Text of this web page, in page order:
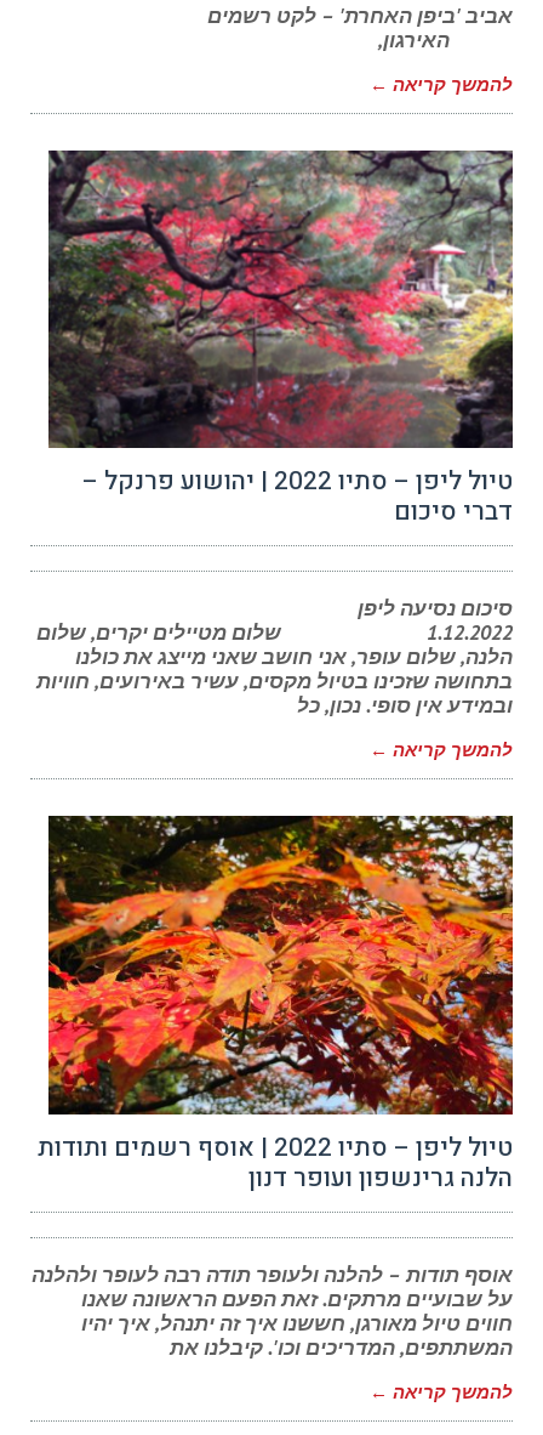
אביב 'ביפן האחרת' – לקט רשמים
האירגון,
להמשך קריאה ←
טיול ליפן – סתיו 2022 | יהושוע פרנקל –
דברי סיכום
סיכום נסיעה ליפן
1.12.2022 שלום מטיילים יקרים, שלום
הלנה, שלום עופר, אני חושב שאני מייצג את כולנו
בתחושה שזכינו בטיול מקסים, עשיר באירועים, חוויות
ובמידע אין סופי. נכון, כל
להמשך קריאה ←
טיול ליפן – סתיו 2022 | אוסף רשמים ותודות
הלנה גרינשפון ועופר דנון
אוסף תודות – להלנה ולעופר תודה רבה לעופר ולהלנה
על שבועיים מרתקים. זאת הפעם הראשונה שאנו
חווים טיול מאורגן, חששנו איך זה יתנהל, איך יהיו
המשתתפים, המדריכים וכו'. קיבלנו את
להמשך קריאה ←